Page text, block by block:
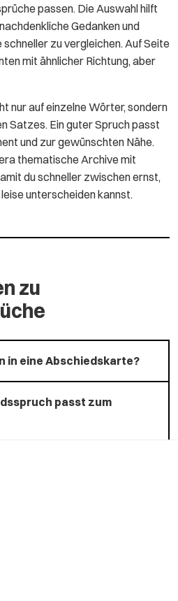
passen. Die Auswahl hilft
Gedanken und
zu vergleichen. Auf Seite
mit ähnlicher Richtung, aber
nur auf einzelne Wörter, sondern
Satzes. Ein guter Spruch passt
und zur gewünschten Nähe.
thematische Archive mit
du schneller zwischen ernst,
unterscheiden kannst.
zu
in eine Abschiedskarte?
passt zum